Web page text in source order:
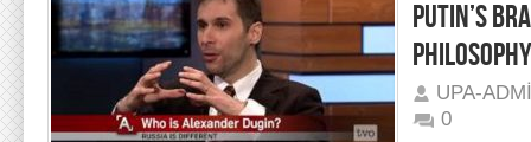
PUTIN’S
UPA-
0